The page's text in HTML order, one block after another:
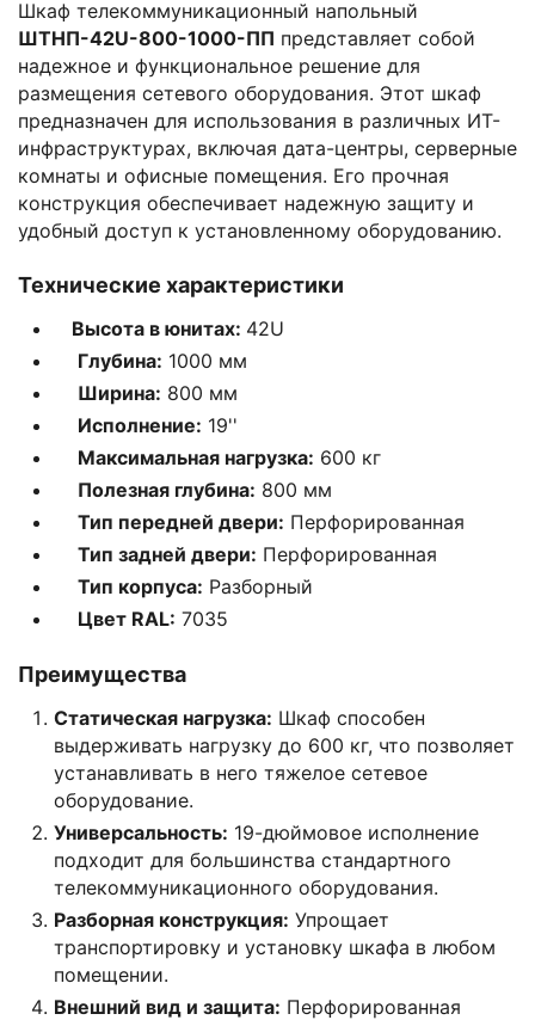
Шкаф телекоммуникационный напольный
ШТНП-42U-800-1000-ПП представляет собой
надежное и функциональное решение для
размещения сетевого оборудования. Этот шкаф
предназначен для использования в различных ИТ-
инфраструктурах, включая дата-центры, серверные
комнаты и офисные помещения. Его прочная
конструкция обеспечивает надежную защиту и
удобный доступ к установленному оборудованию.
Технические характеристики
Высота в юнитах: 42U
Глубина: 1000 мм
Ширина: 800 мм
Исполнение: 19''
Максимальная нагрузка: 600 кг
Полезная глубина: 800 мм
Тип передней двери: Перфорированная
Тип задней двери: Перфорированная
Тип корпуса: Разборный
Цвет RAL: 7035
Преимущества
Статическая нагрузка: Шкаф способен
выдерживать нагрузку до 600 кг, что позволяет
устанавливать в него тяжелое сетевое
оборудование.
Универсальность: 19-дюймовое исполнение
подходит для большинства стандартного
телекоммуникационного оборудования.
Разборная конструкция: Упрощает
транспортировку и установку шкафа в любом
помещении.
Внешний вид и защита: Перфорированная